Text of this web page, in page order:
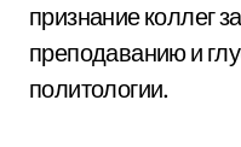
признание коллег
преподаванию и
политологии.